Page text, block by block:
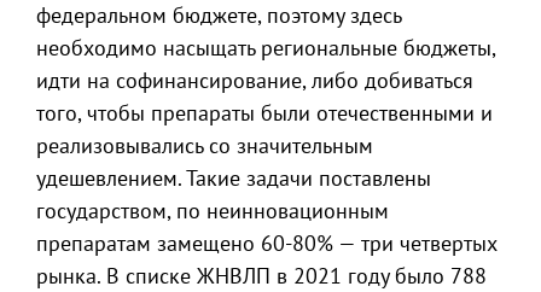
федеральном бюджете, поэтому здесь
необходимо насыщать региональные бюджеты,
идти на софинансирование, либо добиваться
того, чтобы препараты были отечественными и
реализовывались со значительным
удешевлением. Такие задачи поставлены
государством, по неинновационным
препаратам замещено 60-80% — три четвертых
рынка. В списке ЖНВЛП в 2021 году было 788